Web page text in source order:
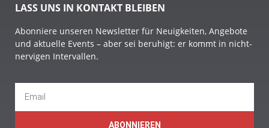
LASS UNS IN KONTAKT BLEIBEN
Abonniere unseren Newsletter für Neuigkeiten, Angebote
und aktuelle Events – aber sei beruhigt: er kommt in nicht-
nervigen Intervallen.
ABONNIEREN